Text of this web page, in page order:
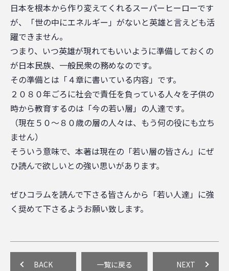
日本を根本から作り変えてくれるスーパーヒーローです
が、「世の中にエネルギー」がないと英雄と言えども活
躍できません。
つまり、いつ英雄が現れてもいいように準備しておくの
が日本民族、一般民衆の務めなのです。
その準備とは「４章に書いている内容」です。
２０８０年ごろに社会で責任を負っている人々を子供の
時から教育するのは「今の若い層」の人達です。
（現在５０～８０歳の層の人々は、もう何の役にも立ち
ません）
そういう意味で、本著は現在の「若い層の皆さん」にぜ
ひ読んで欲しいとの強い思いがあります。
ぜひコラムを読んで下さる皆さんから「若い人達」に強
く奨めて下さるようお願い致します。
BACK NEXT
一覧に戻る